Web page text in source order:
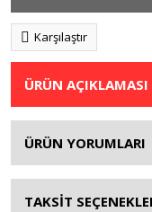
Karşılaştır
ÜRÜN AÇIKLAMASI
ÜRÜN YORUMLARI
TAKSİT